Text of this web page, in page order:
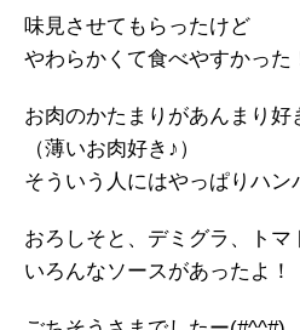
味見させてもらったけど
やわらかくて食べやすかった
お肉のかたまりがあんまり好
（薄いお肉好き♪）
そういう人にはやっぱりハン
おろしそと、デミグラ、トマ
いろんなソースがあったよ！